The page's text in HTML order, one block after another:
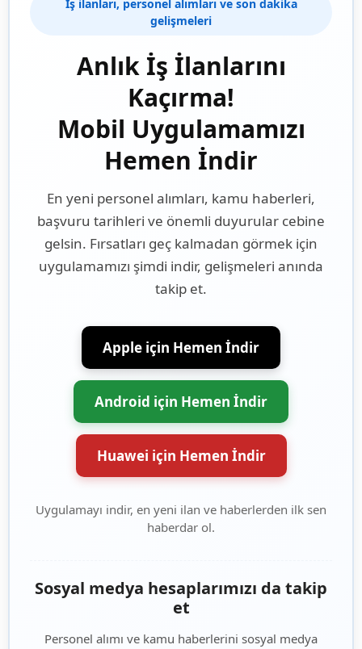
İş ilanları, personel alımları ve son dakika
gelişmeleri
Anlık İş İlanlarını
Kaçırma!
Mobil Uygulamamızı
Hemen İndir
En yeni personel alımları, kamu haberleri,
başvuru tarihleri ve önemli duyurular cebine
gelsin. Fırsatları geç kalmadan görmek için
uygulamamızı şimdi indir, gelişmeleri anında
takip et.
Apple için Hemen İndir
Android için Hemen İndir
Huawei için Hemen İndir
Uygulamayı indir, en yeni ilan ve haberlerden ilk sen
haberdar ol.
Sosyal medya hesaplarımızı da takip
et
Personel alımı ve kamu haberlerini sosyal medya